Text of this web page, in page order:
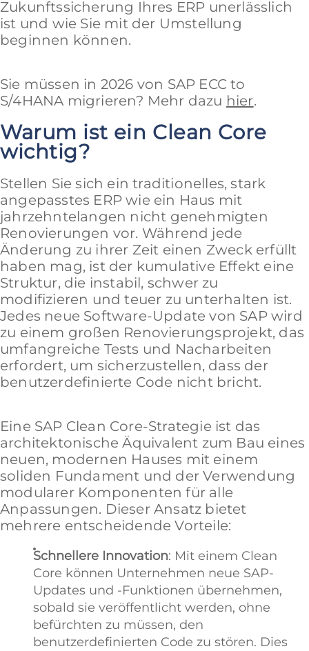
Zukunftssicherung Ihres ERP unerlässlich
ist und wie Sie mit der Umstellung
beginnen können.
Sie müssen in 2026 von SAP ECC to
S/4HANA migrieren? Mehr dazu hier.
Warum ist ein Clean Core
wichtig?
Stellen Sie sich ein traditionelles, stark
angepasstes ERP wie ein Haus mit
jahrzehntelangen nicht genehmigten
Renovierungen vor. Während jede
Änderung zu ihrer Zeit einen Zweck erfüllt
haben mag, ist der kumulative Effekt eine
Struktur, die instabil, schwer zu
modifizieren und teuer zu unterhalten ist.
Jedes neue Software-Update von SAP wird
zu einem großen Renovierungsprojekt, das
umfangreiche Tests und Nacharbeiten
erfordert, um sicherzustellen, dass der
benutzerdefinierte Code nicht bricht.
Eine SAP Clean Core-Strategie ist das
architektonische Äquivalent zum Bau eines
neuen, modernen Hauses mit einem
soliden Fundament und der Verwendung
modularer Komponenten für alle
Anpassungen. Dieser Ansatz bietet
mehrere entscheidende Vorteile:
Schnellere Innovation: Mit einem Clean
Core können Unternehmen neue SAP-
Updates und -Funktionen übernehmen,
sobald sie veröffentlicht werden, ohne
befürchten zu müssen, den
benutzerdefinierten Code zu stören. Dies